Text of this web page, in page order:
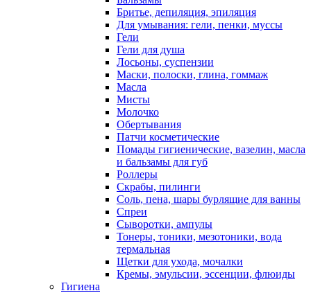
Бритье, депиляция, эпиляция
Для умывания: гели, пенки, муссы
Гели
Гели для душа
Лосьоны, суспензии
Маски, полоски, глина, гоммаж
Масла
Мисты
Молочко
Обертывания
Патчи косметические
Помады гигиенические, вазелин, масла
и бальзамы для губ
Роллеры
Скрабы, пилинги
Соль, пена, шары бурлящие для ванны
Спреи
Сыворотки, ампулы
Тонеры, тоники, мезотоники, вода
термальная
Щетки для ухода, мочалки
Кремы, эмульсии, эссенции, флюиды
Гигиена